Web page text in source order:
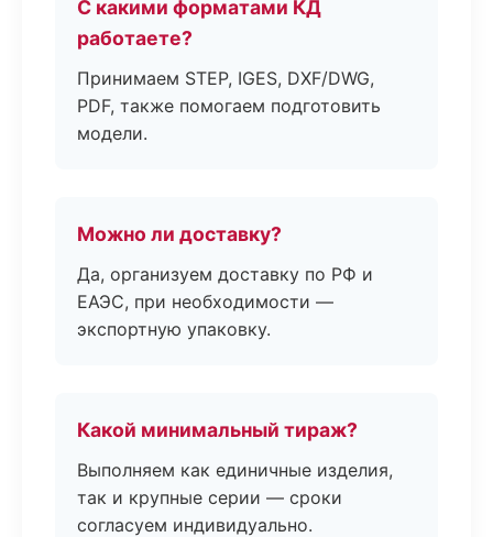
С какими форматами КД
работаете?
Принимаем STEP, IGES, DXF/DWG,
PDF, также помогаем подготовить
модели.
Можно ли доставку?
Да, организуем доставку по РФ и
ЕАЭС, при необходимости —
экспортную упаковку.
Какой минимальный тираж?
Выполняем как единичные изделия,
так и крупные серии — сроки
согласуем индивидуально.